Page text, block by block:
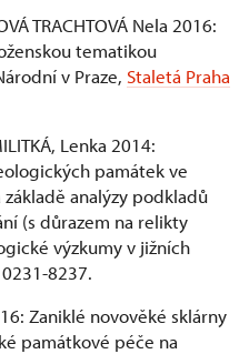
TRACHTOVÁ Nela 2016:
tematikou
v Praze, Staletá Praha
Lenka 2014:
památek ve
analýzy podkladů
(s důrazem na relikty
výzkumy v jižních
8237.
Zaniklé novověké sklárny
památkové péče na